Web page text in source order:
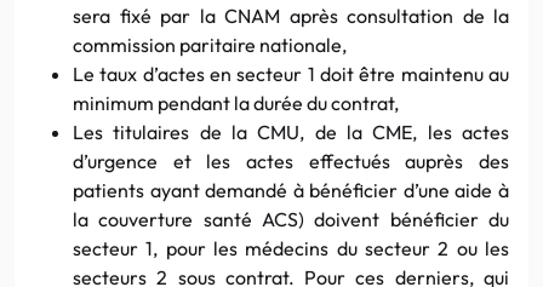
sera fixé par la CNAM après consultation de la
commission paritaire nationale,
Le taux d’actes en secteur 1 doit être maintenu au
minimum pendant la durée du contrat,
Les titulaires de la CMU, de la CME, les actes
d’urgence et les actes effectués auprès des
patients ayant demandé à bénéficier d’une aide à
la couverture santé ACS) doivent bénéficier du
secteur 1, pour les médecins du secteur 2 ou les
secteurs 2 sous contrat. Pour ces derniers, qui